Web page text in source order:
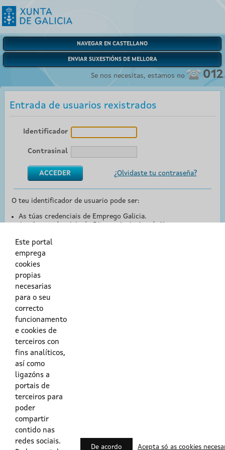
NAVEGAR EN CASTELLANO
ENVIAR SUXESTIÓNS DE MELLORA
Se nos necesitas, estamos no 012
Entrada de usuarios rexistrados
Identificador
Contrasinal
¿Olvidaste tu contraseña?
O teu identificador de usuario pode ser:
As túas credenciais de Emprego Galicia.
O teu DNI ou o teu NIE.
Este portal
emprega
cookies
propias
necesarias
para o seu
correcto
funcionamento
e cookies de
terceiros con
fins analíticos,
así como
ligazóns a
portais de
terceiros para
poder
compartir
contido nas
redes sociais.
De acordo Acepta só as cookies